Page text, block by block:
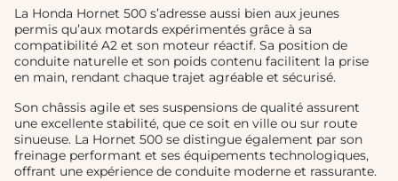
La Honda Hornet 500 s’adresse aussi bien aux jeunes
permis qu’aux motards expérimentés grâce à sa
compatibilité A2 et son moteur réactif. Sa position de
conduite naturelle et son poids contenu facilitent la prise
en main, rendant chaque trajet agréable et sécurisé.
Son châssis agile et ses suspensions de qualité assurent
une excellente stabilité, que ce soit en ville ou sur route
sinueuse. La Hornet 500 se distingue également par son
freinage performant et ses équipements technologiques,
offrant une expérience de conduite moderne et rassurante.